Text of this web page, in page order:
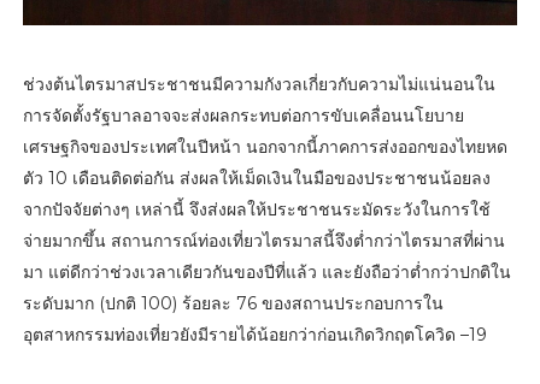
ช่วงต้นไตรมาสประชาชนมีความกังวลเกี่ยวกับความไม่แน่นอนใน
การจัดตั้งรัฐบาลอาจจะส่งผลกระทบต่อการขับเคลื่อนนโยบาย
เศรษฐกิจของประเทศในปีหน้า นอกจากนี้ภาคการส่งออกของไทยหด
ตัว 10 เดือนติดต่อกัน ส่งผลให้เม็ดเงินในมือของประชาชนน้อยลง
จากปัจจัยต่างๆ เหล่านี้ จึงส่งผลให้ประชาชนระมัดระวังในการใช้
จ่ายมากขึ้น สถานการณ์ท่องเที่ยวไตรมาสนี้จึงต่ำกว่าไตรมาสที่ผ่าน
มา แต่ดีกว่าช่วงเวลาเดียวกันของปีที่แล้ว และยังถือว่าต่ำกว่าปกติใน
ระดับมาก (ปกติ 100) ร้อยละ 76 ของสถานประกอบการใน
อุตสาหกรรมท่องเที่ยวยังมีรายได้น้อยกว่าก่อนเกิดวิกฤตโควิด –19